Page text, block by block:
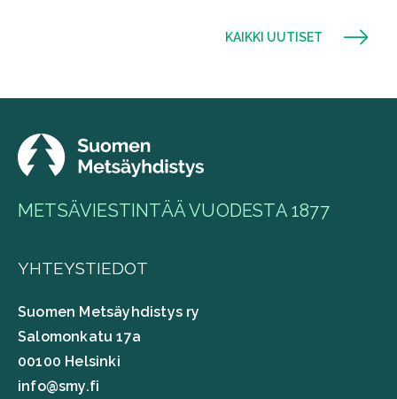
KAIKKI UUTISET
METSÄVIESTINTÄÄ VUODESTA 1877
YHTEYSTIEDOT
Suomen Metsäyhdistys ry
Salomonkatu 17a
00100 Helsinki
info@smy.fi